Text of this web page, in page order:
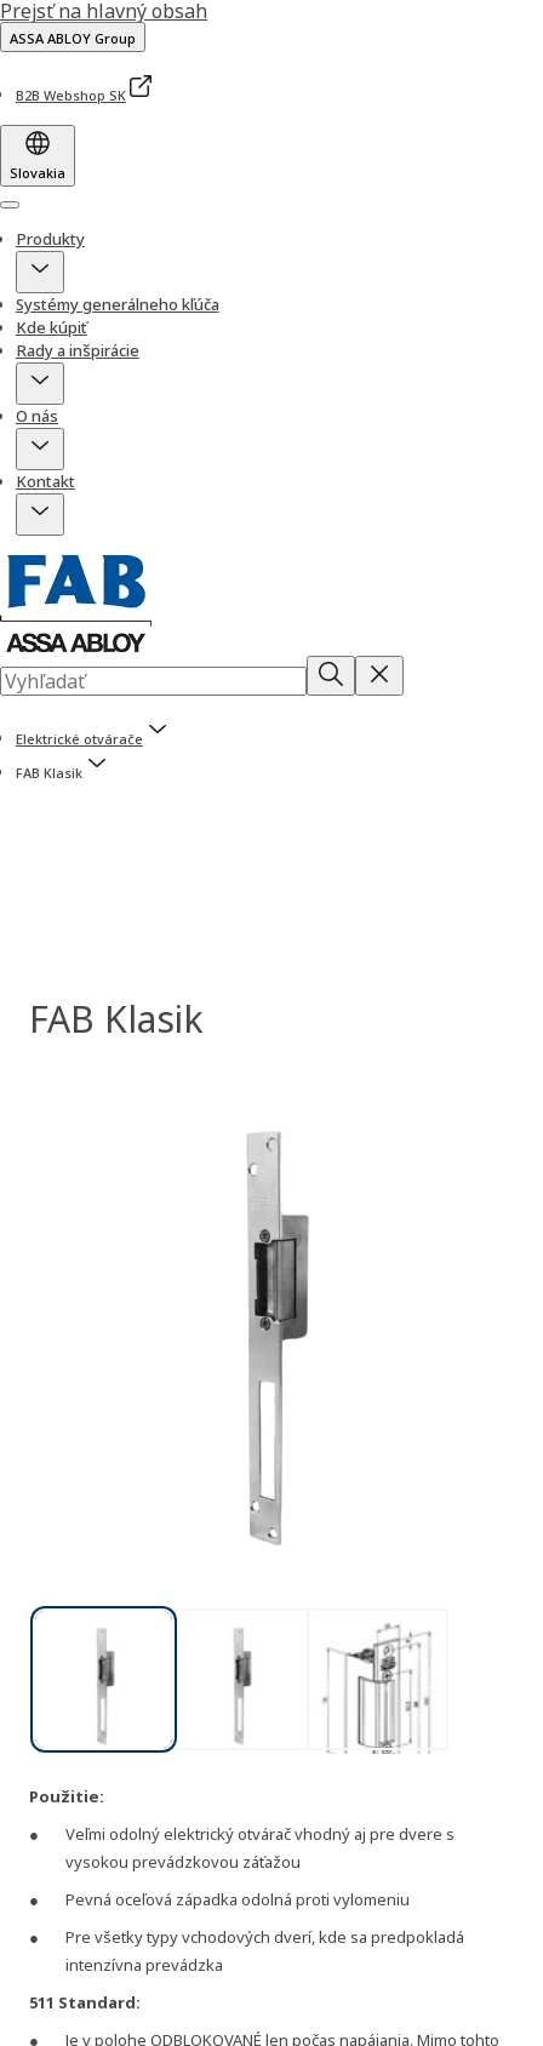
Prejsť na hlavný obsah
ASSA ABLOY Group
B2B Webshop SK
Slovakia
Menu
Produkty
Systémy generálneho kľúča
Kde kúpiť
Rady a inšpirácie
O nás
Kontakt
Elektrické otvárače
FAB Klasik
FAB Klasik
Použitie:
Veľmi odolný elektrický otvárač vhodný aj pre dvere s
vysokou prevádzkovou záťažou
Pevná oceľová západka odolná proti vylomeniu
Pre všetky typy vchodových dverí, kde sa predpokladá
intenzívna prevádzka
511 Standard:
Je v polohe ODBLOKOVANÉ len počas napájania. Mimo tohto